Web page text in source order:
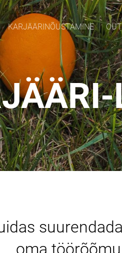
KARJÄÄRINÕUSTAMINE
oma töörõõmu